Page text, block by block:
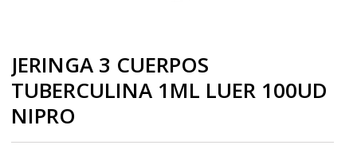
JERINGA 3 CUERPOS
TUBERCULINA 1ML LUER 100UD
NIPRO